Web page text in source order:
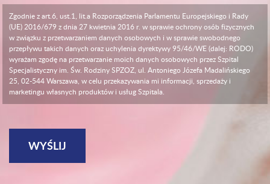
Zgodnie z art.6, ust.1, lit.a Rozporządzenia Parlamentu Europejskiego i Rady
(UE) 2016/679 z dnia 27 kwietnia 2016 r. w sprawie ochrony osób fizycznych
w związku z przetwarzaniem danych osobowych i w sprawie swobodnego
przepływu takich danych oraz uchylenia dyrektywy 95/46/WE (dalej: RODO)
wyrażam zgodę na przetwarzanie moich danych osobowych przez Szpital
Specjalistyczny im. Św. Rodziny SPZOZ, ul. Antoniego Józefa Madalińskiego
25, 02-544 Warszawa, w celu przekazywania mi informacji, sprzedaży i
marketingu własnych produktów i usług Szpitala.